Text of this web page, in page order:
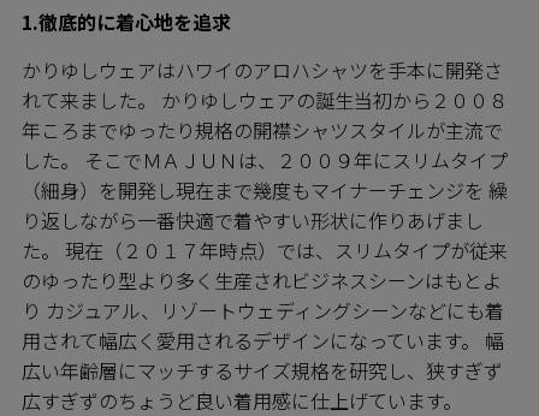
1.徹底的に着心地を追求
かりゆしウェアはハワイのアロハシャツを手本に開発さ
れて来ました。 かりゆしウェアの誕生当初から２００８
年ころまでゆったり規格の開襟シャツスタイルが主流で
した。 そこでＭＡＪＵＮは、２００９年にスリムタイプ
（細身）を開発し現在まで幾度もマイナーチェンジを 繰
り返しながら一番快適で着やすい形状に作りあげまし
た。 現在（２０１７年時点）では、スリムタイプが従来
のゆったり型より多く生産されビジネスシーンはもとよ
り カジュアル、リゾートウェディングシーンなどにも着
用されて幅広く愛用されるデザインになっています。 幅
広い年齢層にマッチするサイズ規格を研究し、狭すぎず
広すぎずのちょうど良い着用感に仕上げています。